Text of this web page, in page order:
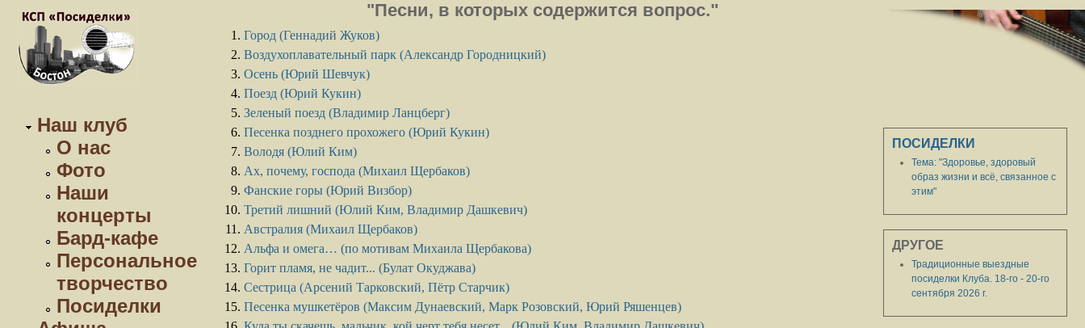
Наш клуб
О нас
Фото
Наши
концерты
Бард-кафе
Персональное
творчество
Посиделки
"Песни, в которых содержится вопрос."
Город (Геннадий Жуков)
Воздухоплавательный парк (Александр Городницкий)
Осень (Юрий Шевчук)
Поезд (Юрий Кукин)
Зеленый поезд (Владимир Ланцберг)
Песенка позднего прохожего (Юрий Кукин)
Володя (Юлий Ким)
Ах, почему, господа (Михаил Щербаков)
Фанские горы (Юрий Визбор)
Третий лишний (Юлий Ким, Владимир Дашкевич)
Австралия (Михаил Щербаков)
Альфа и омега… (по мотивам Михаила Щербакова)
Горит пламя, не чадит... (Булат Окуджава)
Сестрица (Арсений Тарковский, Пётр Старчик)
Песенка мушкетёров (Максим Дунаевский, Марк Розовский, Юрий Ряшенцев)
ПОСИДЕЛКИ
Тема: "Здоровье, здоровый
образ жизни и всё, связанное с
этим"
ДРУГОЕ
Традиционные выездные
посиделки Клуба. 18-го - 20-го
сентября 2026 г.